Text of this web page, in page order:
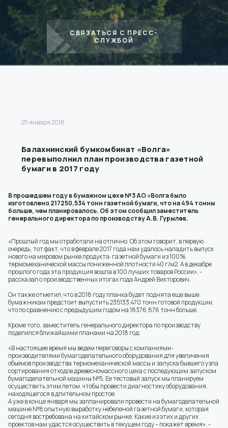
СВЯЗАТЬСЯ С ПРЕСС-
СЛУЖБОЙ
25 января 2018
Балахнинский бумкомбинат «Волга»
перевыполнил план производства газетной
бумаги в 2017 году
В прошедшем году в бумажном цехе №3 АО «Волга было
изготовлено 217250,534 тонн газетной бумаги, что на 494 тонны
больше, чем планировалось. Об этом сообщил заместитель
генерального директора по производству А.В. Гурылев.
«Прошлый год мы отработали на отлично. Об этом говорит, в первую
очередь, тот факт, что в феврале 2017 года нам удалось наладить выпуск
нового на мировом рынке продукта: газетной бумаги из 100%
термомеханической массы пониженной плотности 40 г/м2. А в декабре
прошлого года эта продукция вошла в 100 лучших товаров России», -
рассказал о производственных итогах года Андрей Викторович.
Он также отметил, что в 2018 году планка будет поднята еще выше:
бумажникам предстоит выпустить 235133,470 тонн готовой продукции,
что по сравнению с предыдущим годом на 18376,876 тонн больше.
Кроме того, заместитель генерального директора по производству
поделился ближайшими планами на 2018 год:
«В настоящее время мы ведем переговоры с компаниями-
производителями бумагоделательного оборудования для увеличения
объемов производства термомеханической массы и запуска бывшего узла
сортирования отходов древесномассного цеха с последующим запуском
бумагоделательной машины №5. Ее тестовый запуск мы планируем
осуществить этим летом, чтобы провести диагностику оборудования,
находящегося в длительном простое.
А уже в конце января мы запланировали провести на бумагоделательной
машине №8 опытную выработку небеленой газетной бумаги, которая
сегодня востребована на китайском рынке. Какие из этих и других
проектов нам удастся осуществить в текущем году – покажет время», -